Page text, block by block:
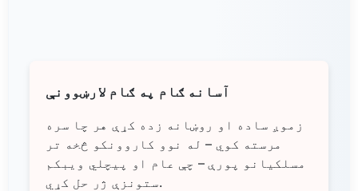
آسانه ګام په ګام لارښوونې
زموږ ساده او روښانه زده کړې هر چا سره
مرسته کوي – له نوو کاروونکو څخه تر
مسلکيانو پورې – چې عام او پیچلي ویبکم
ستونزې ژر حل کړي.